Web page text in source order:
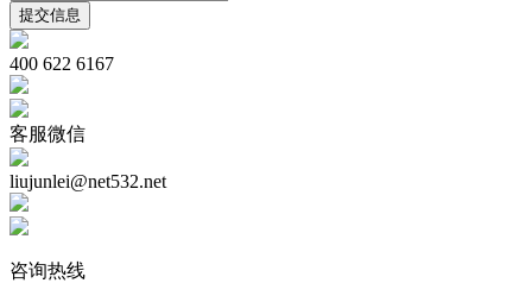
400 622 6167
客服微信
liujunlei@net532.net
咨询热线